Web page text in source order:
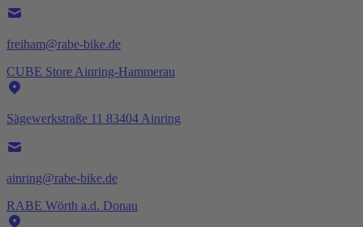
freiham@rabe-bike.de
CUBE Store Ainring-Hammerau
Sägewerkstraße 11 83404 Ainring
ainring@rabe-bike.de
RABE Wörth a.d. Donau